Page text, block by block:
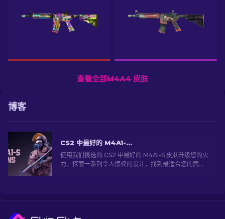
查看全部M4A4 皮肤
博客
CS2 中最好的 M4A1-S 皮肤 [2026]
使用我们挑选的 CS2 中最好的 M4A1-S 皮肤升级您的火
力。探索一系列令人惊叹的设计，找到最适合您的武器